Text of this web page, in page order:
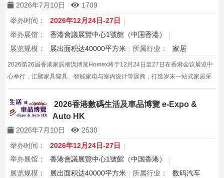
2026年7月10日
1709
举办时间：
2026年12月24日-27日
举办展馆：
香港會議展覽中心1號館（中国香港）
展览规模：
展出面积达40000平方米 所属行业： 家居
2026第26届香港家居潮流博览Homex将于12月24日至27日在香港会议展览中
心举行，汇聚家具寝具、智能家电与室内设计等展商，打造岁末一站式家居采
购与灵感盛会，欢迎本地家庭与海内外买家入场挑选心仪家居好物，共度温馨
节日购物季，感受设计之美。2026香港數碼生活及車品博覽 e-Expo &
Auto HK
2026年7月10日
2530
举办时间：
2026年12月24日-27日
举办展馆：
香港會議展覽中心1號館（中国香港）
展览规模：
展出面积达40000平方米 所属行业： 数码汽车